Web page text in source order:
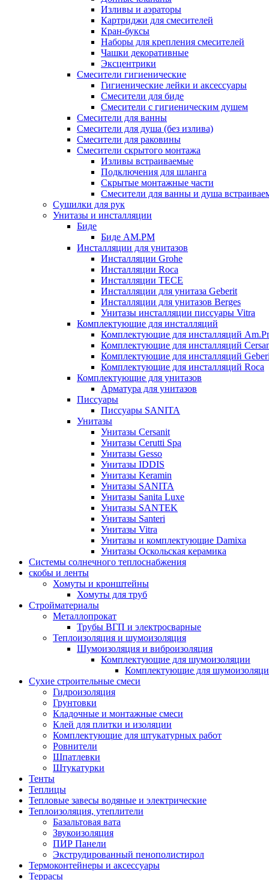
Изливы и аэраторы
Картриджи для смесителей
Кран-буксы
Наборы для крепления смесителей
Чашки декоративные
Эксцентрики
Смесители гигиенические
Гигиенические лейки и аксессуары
Смесители для биде
Смесители с гигиеническим душем
Смесители для ванны
Смесители для душа (без излива)
Смесители для раковины
Смесители скрытого монтажа
Изливы встраиваемые
Подключения для шланга
Скрытые монтажные части
Смесители для ванны и душа
Сушилки для рук
Унитазы и инсталляции
Биде
Биде AM.PM
Инсталляции для унитазов
Инсталляции Grohe
Инсталляции Roca
Инсталляции TECE
Инсталляции для унитаза Geberit
Инсталляции для унитазов Berges
Унитазы инсталляции писсуары Vitra
Комплектующие для инсталляций
Комплектующие для инсталляций
Комплектующие для инсталляций
Комплектующие для инсталляций
Комплектующие для инсталляций Roca
Комплектующие для унитазов
Арматура для унитазов
Писсуары
Писсуары SANITA
Унитазы
Унитазы Cersanit
Унитазы Cerutti Spa
Унитазы Gesso
Унитазы IDDIS
Унитазы Keramin
Унитазы SANITA
Унитазы Sanita Luxe
Унитазы SANTEK
Унитазы Santeri
Унитазы Vitra
Унитазы и комплектующие Damixa
Унитазы Оскольская керамика
Системы солнечного теплоснабжения
скобы и ленты
Хомуты и кронштейны
Хомуты для труб
Стройматериалы
Металлопрокат
Трубы ВГП и электросварные
Теплоизоляция и шумоизоляция
Шумоизоляция и виброизоляция
Комплектующие для шумоизоляции
Комплектующие для
Сухие строительные смеси
Гидроизоляция
Грунтовки
Кладочные и монтажные смеси
Клей для плитки и изоляции
Комплектующие для штукатурных работ
Ровнители
Шпатлевки
Штукатурки
Тенты
Теплицы
Тепловые завесы водяные и электрические
Теплоизоляция, утеплители
Базальтовая вата
Звукоизоляция
ПИР Панели
Экструдированный пенополистирол
Термоконтейнеры и аксессуары
Террасы